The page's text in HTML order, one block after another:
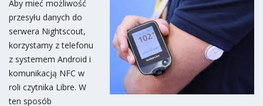
Aby mieć możliwość
przesyłu danych do
serwera Nightscout,
korzystamy z telefonu
z systemem Android i
komunikacją NFC w
roli czytnika Libre. W
ten sposób